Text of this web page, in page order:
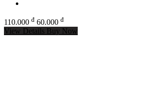
110.000 đ 60.000 đ
View Details Buy Now